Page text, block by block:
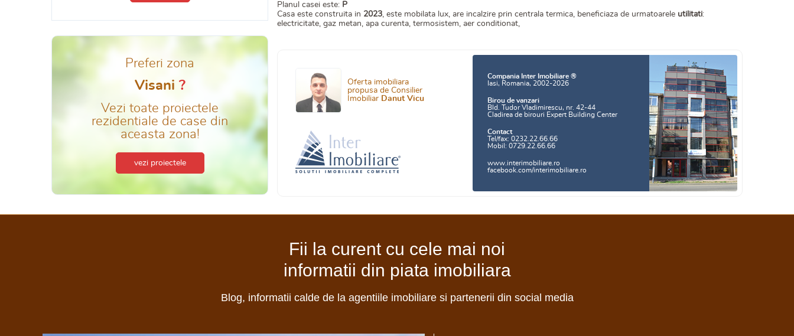
Preferi zona
Visani ?
Vezi toate proiectele
rezidentiale de case din
aceasta zona!
vezi proiectele
Planul casei este: P
Casa este construita in 2023, este mobilata lux, are incalzire prin centrala termica, beneficiaza de urmatoarele utilitati:
electricitate, gaz metan, apa curenta, termosistem, aer conditionat,
Oferta imobiliara
propusa de Consilier
Imobiliar Danut Vicu
Compania Inter Imobiliare ®
Iasi, Romania, 2002-2026
Birou de vanzari
Bld. Tudor Vladimirescu, nr. 42-44
Cladirea de birouri Expert Building Center
Contact
Tel/fax: 0232.22.66.66
Mobil: 0729.22.66.66
www.interimobiliare.ro
facebook.com/interimobiliare.ro
Fii la curent cu cele mai noi
informatii din piata imobiliara
Blog, informatii calde de la agentiile imobiliare si partenerii din social media